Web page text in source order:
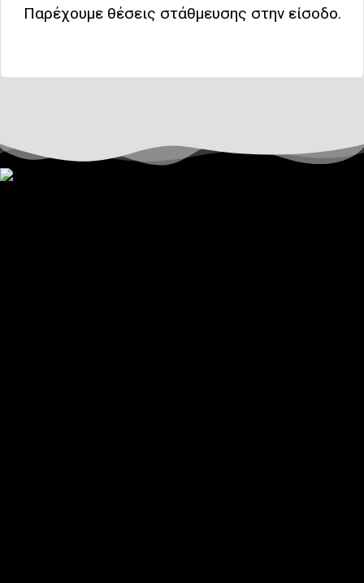
Παρέχουμε θέσεις στάθμευσης στην είσοδο.